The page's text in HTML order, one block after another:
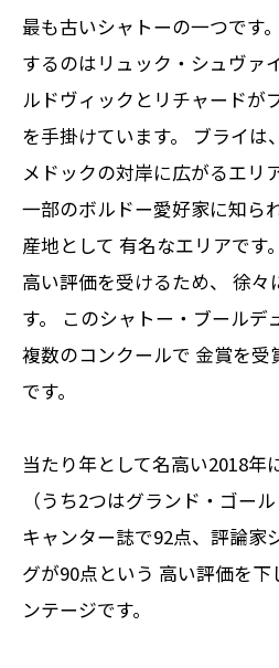
最も古いシャトーの一つです
するのはリュック・シュヴァ
ルドヴィックとリチャードが
を手掛けています。 ブライは
メドックの対岸に広がるエリ
一部のボルドー愛好家に知ら
産地として 有名なエリアです
高い評価を受けるため、 徐々
す。 このシャトー・ブールデ
複数のコンクールで 金賞を受
です。
当たり年として名高い2018年
（うち2つはグランド・ゴー
キャンター誌で92点、評論家
グが90点という 高い評価を下
ンテージです。